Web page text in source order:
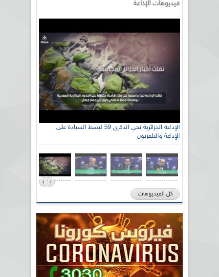
فيديوهات الإذاعة
الإذاعة الجزائرية تحي الذكرى 59 لبسط السيادة على
الإذاعة والتلفزيون
كل الفيديوهات